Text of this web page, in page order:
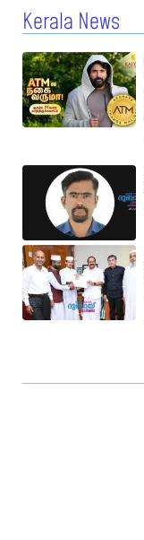
Kerala News